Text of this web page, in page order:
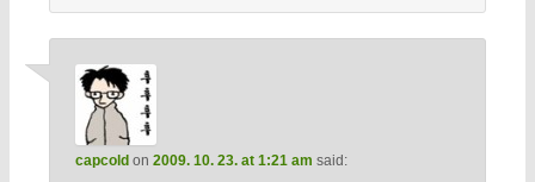
capcoldon 2009. 10. 23. at 1:21 am said: